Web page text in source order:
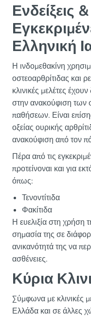
Ενδείξεις
Ελληνική
Η ινδομεθακίνη
οστεοαρθρίτιδας και
κλινικές μελέτες
στην ανακούφιση
παθήσεων. Είναι
οξείας ουρικής
ανακούφιση από τον
Πέρα από τις
προτείνοναι και για
όπως:
Τενοντίτιδα
Φακίτιδα
Η ευελιξία στη χρήση
σημασία της σε
ανικανότητά της να
ασθένειες.
Κύρια
Σύμφωνα με κλινικές
Ελλάδα και σε άλλες